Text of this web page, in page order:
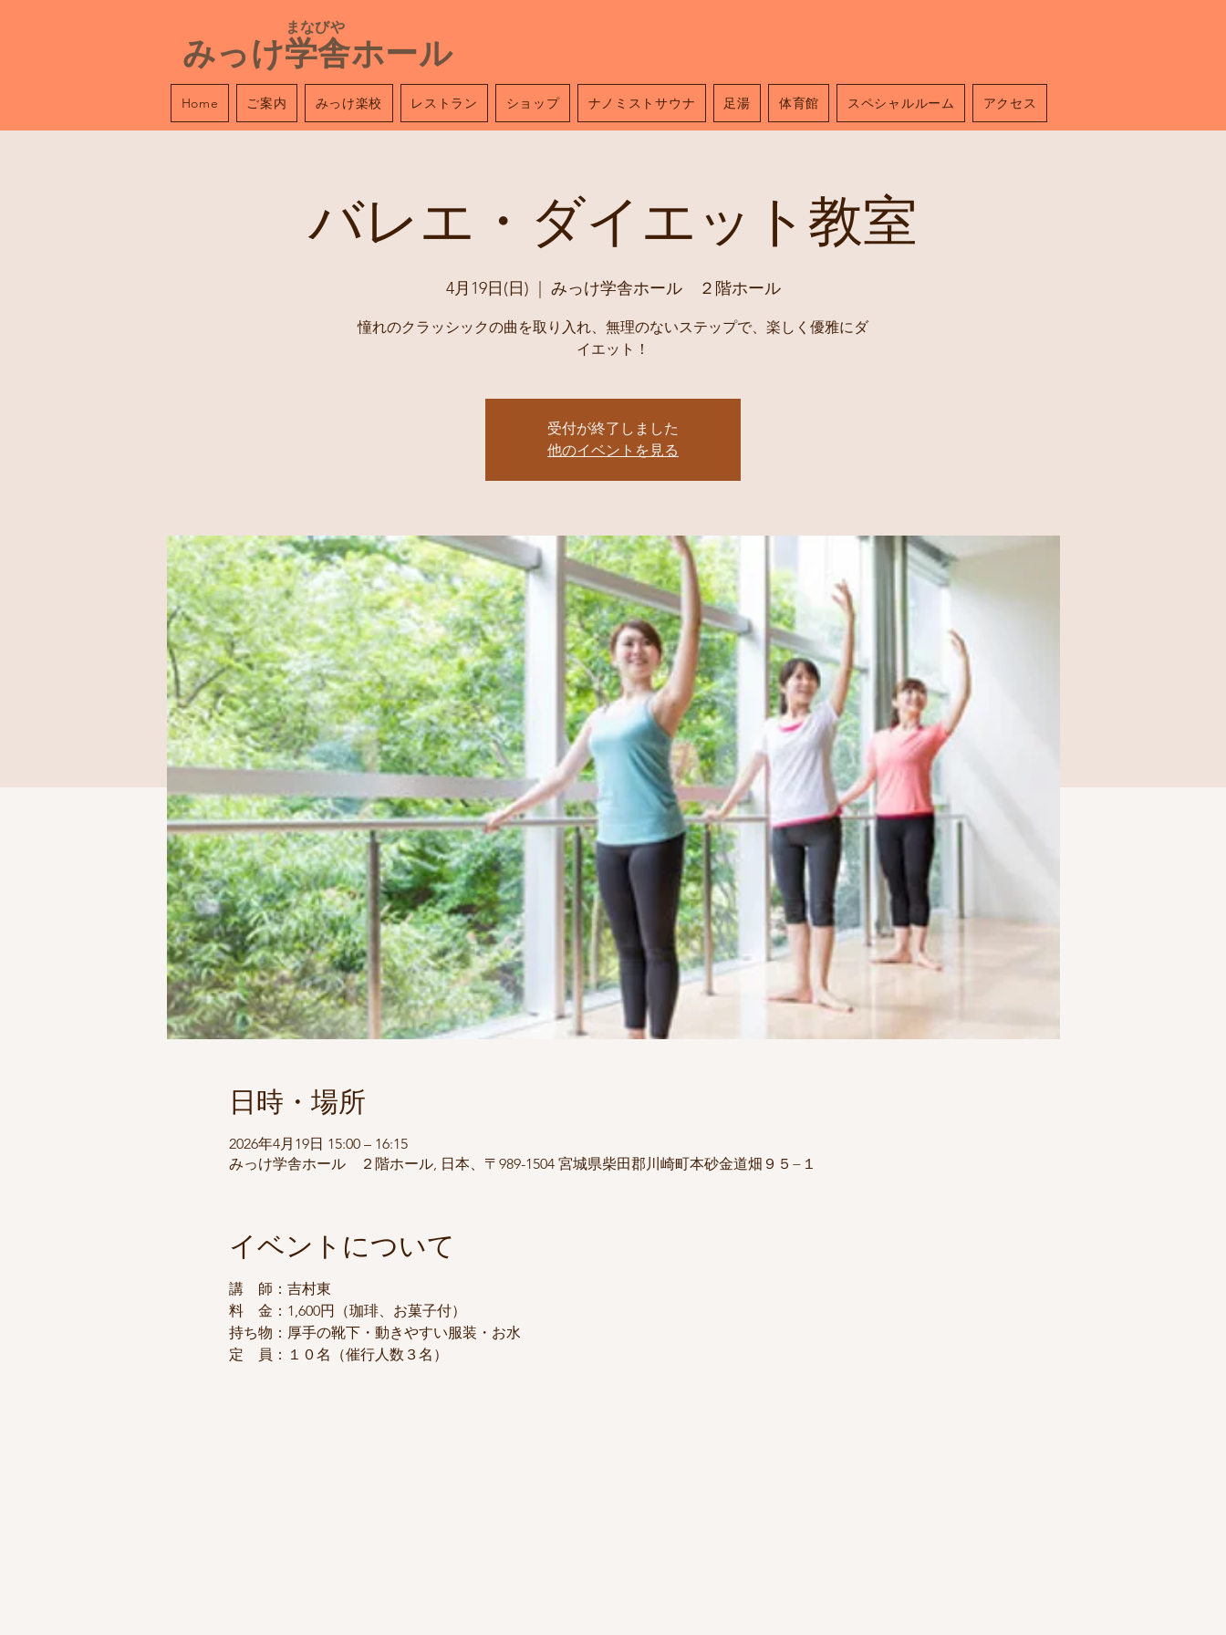
​ まなびや
みっけ学舎ホール
Home ご案内 みっけ楽校 レストラン ショップ ナノミストサウナ 足湯 体育館 スペシャルルーム アクセス
バレエ・ダイエット教室
4月19日(日) みっけ学舎ホール ２階ホール
憧れのクラッシックの曲を取り入れ、無理のないステップで、楽しく優雅にダ
受付が終了しました
他のイベントを見る
日時・場所
2026年4月19日 15:00 – 16:15
みっけ学舎ホール ２階ホール, 日本、〒989-1504 宮城県柴田郡川崎町本砂金道畑９５−１
イベントについて
講　師：吉村東
料　金：1,600円（珈琲、お菓子付）
持ち物：厚手の靴下・動きやすい服装・お水
定　員：１０名（催行人数３名）